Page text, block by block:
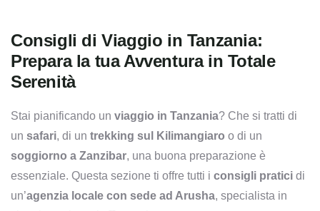
Consigli di Viaggio in Tanzania:
Prepara la tua Avventura in Totale
Serenità
Stai pianificando un viaggio in Tanzania? Che si tratti di
un safari, di un trekking sul Kilimangiaro o di un
soggiorno a Zanzibar, una buona preparazione è
essenziale. Questa sezione ti offre tutti i consigli pratici di
un’agenzia locale con sede ad Arusha, specialista in